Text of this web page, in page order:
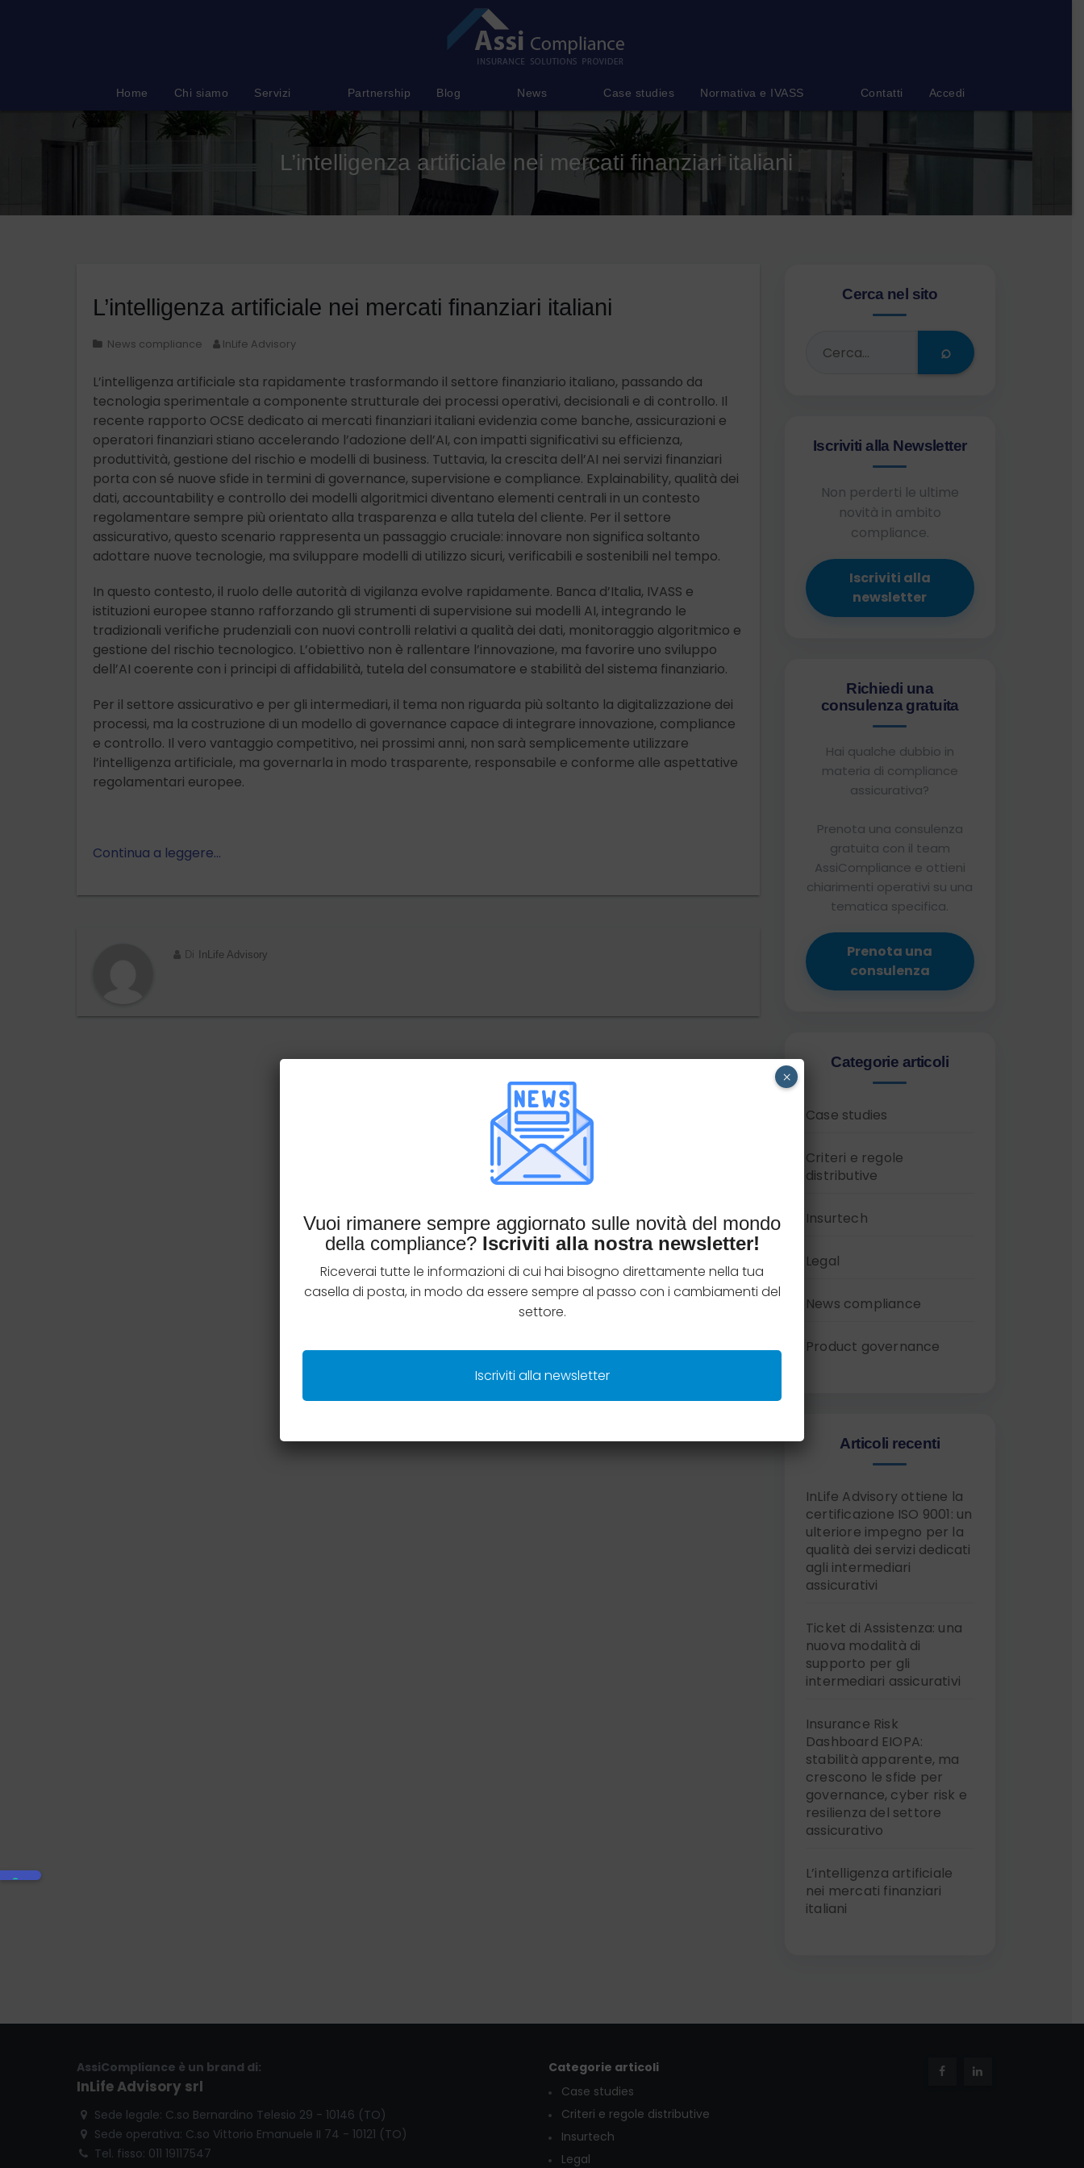
Home Chi siamo Servizi Partnership Blog News Case studies Normativa e IVASS Contatti Accedi
L’intelligenza artificiale nei mercati finanziari italiani
L’intelligenza artificiale nei mercati finanziari italiani
News compliance InLife Advisory
L’intelligenza artificiale sta rapidamente trasformando il settore finanziario italiano, passando da
tecnologia sperimentale a componente strutturale dei processi operativi, decisionali e di controllo. Il
recente rapporto OCSE dedicato ai mercati finanziari italiani evidenzia come banche, assicurazioni e
operatori finanziari stiano accelerando l’adozione dell’AI, con impatti significativi su efficienza,
produttività, gestione del rischio e modelli di business. Tuttavia, la crescita dell’AI nei servizi finanziari
porta con sé nuove sfide in termini di governance, supervisione e compliance. Explainability, qualità dei
dati, accountability e controllo dei modelli algoritmici diventano elementi centrali in un contesto
regolamentare sempre più orientato alla trasparenza e alla tutela del cliente. Per il settore
assicurativo, questo scenario rappresenta un passaggio cruciale: innovare non significa soltanto
adottare nuove tecnologie, ma sviluppare modelli di utilizzo sicuri, verificabili e sostenibili nel tempo.
In questo contesto, il ruolo delle autorità di vigilanza evolve rapidamente. Banca d’Italia, IVASS e
istituzioni europee stanno rafforzando gli strumenti di supervisione sui modelli AI, integrando le
tradizionali verifiche prudenziali con nuovi controlli relativi a qualità dei dati, monitoraggio algoritmico e
gestione del rischio tecnologico. L’obiettivo non è rallentare l’innovazione, ma favorire uno sviluppo
dell’AI coerente con i principi di affidabilità, tutela del consumatore e stabilità del sistema finanziario.
Per il settore assicurativo e per gli intermediari, il tema non riguarda più soltanto la digitalizzazione dei
processi, ma la costruzione di un modello di governance capace di integrare innovazione, compliance
e controllo. Il vero vantaggio competitivo, nei prossimi anni, non sarà semplicemente utilizzare
l’intelligenza artificiale, ma governarla in modo trasparente, responsabile e conforme alle aspettative
regolamentari europee.
Continua a leggere…
Di InLife Advisory
Cerca nel sito
⌕
Iscriviti alla Newsletter
Non perderti le ultime
novità in ambito
compliance.
Iscriviti alla
newsletter
Richiedi una
consulenza gratuita
Hai qualche dubbio in
materia di compliance
assicurativa?
Prenota una consulenza
gratuita con il team
AssiCompliance e ottieni
chiarimenti operativi su una
tematica specifica.
Prenota una
consulenza
Categorie articoli
Case studies
Criteri e regole
distributive
Insurtech
Legal
News compliance
Product governance
Articoli recenti
InLife Advisory ottiene la
certificazione ISO 9001: un
ulteriore impegno per la
qualità dei servizi dedicati
agli intermediari
assicurativi
Ticket di Assistenza: una
nuova modalità di
supporto per gli
intermediari assicurativi
Insurance Risk
Dashboard EIOPA:
stabilità apparente, ma
crescono le sfide per
governance, cyber risk e
resilienza del settore
assicurativo
L’intelligenza artificiale
nei mercati finanziari
italiani
AssiCompliance è un brand di:
InLife Advisory srl
Sede legale: C.so Bernardino Telesio 29 - 10146 (TO)
Sede operativa: C.so Vittorio Emanuele II 74 - 10121 (TO)
Tel. fisso: 011 19117547
Categorie articoli
Case studies
Criteri e regole distributive
Insurtech
Legal
Vuoi rimanere sempre aggiornato sulle novità del mondo
della compliance? Iscriviti alla nostra newsletter!
Riceverai tutte le informazioni di cui hai bisogno direttamente nella tua
casella di posta, in modo da essere sempre al passo con i cambiamenti del
settore.
Iscriviti alla newsletter
×